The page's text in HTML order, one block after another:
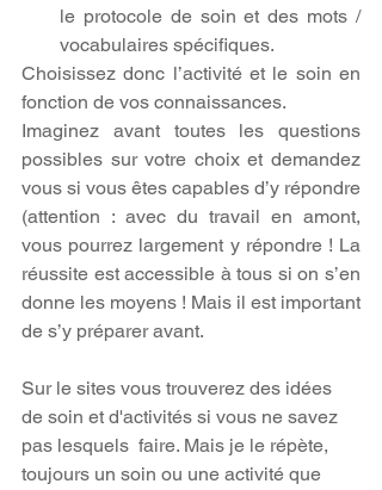
le protocole de soin et des mots /
vocabulaires spécifiques.
Choisissez donc l’activité et le soin en
fonction de vos connaissances.
Imaginez avant toutes les questions
possibles sur votre choix et demandez
vous si vous êtes capables d’y répondre
(attention : avec du travail en amont,
vous pourrez largement y répondre ! La
réussite est accessible à tous si on s’en
donne les moyens ! Mais il est important
de s’y préparer avant.
Sur le sites vous trouverez des idées
de soin et d'activités si vous ne savez
pas lesquels  faire. Mais je le répète,
toujours un soin ou une activité que